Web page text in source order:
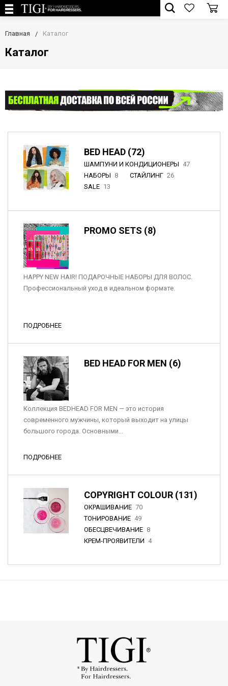
Главная Каталог
Каталог
BED HEAD (72)
ШАМПУНИ И КОНДИЦИОНЕРЫ 47
НАБОРЫ 8 СТАЙЛИНГ 26
SALE 13
PROMO SETS (8)
HAPPY NEW HAIR! ПОДАРОЧНЫЕ НАБОРЫ ДЛЯ ВОЛОС.
Профессиональный уход в идеальном формате.
ПОДРОБНЕЕ
BED HEAD FOR MEN (6)
Коллекция BEDHEAD FOR MEN — это история
современного мужчины, который выходит на улицы
большого города. Основными...
ПОДРОБНЕЕ
COPYRIGHT COLOUR (131)
ОКРАШИВАНИЕ 70
ТОНИРОВАНИЕ 49
ОБЕСЦВЕЧИВАНИЕ 8
КРЕМ-ПРОЯВИТЕЛИ 4